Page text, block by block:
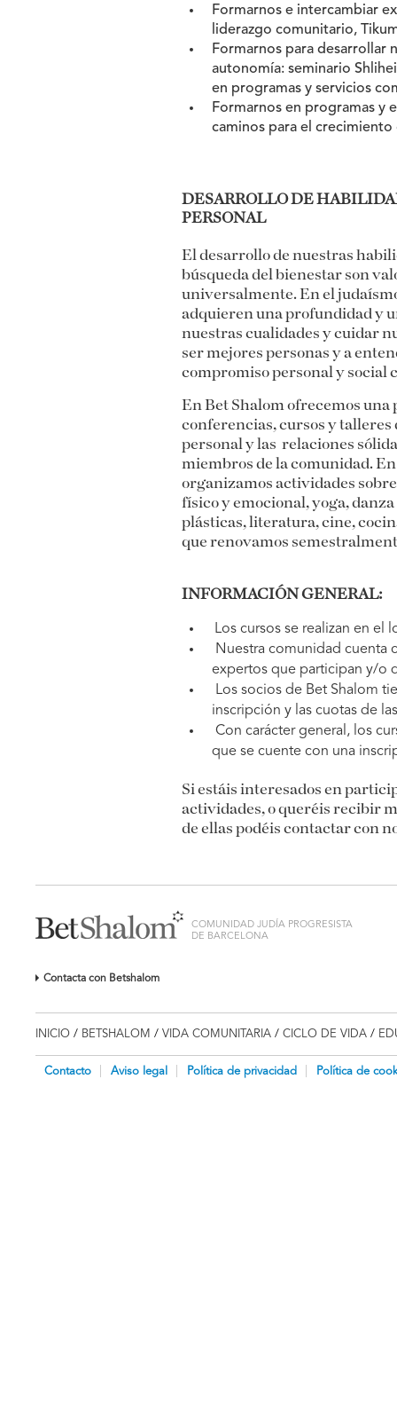
Formarnos e intercambiar
liderazgo comunitario,
Formarnos para desarrollar
autonomía: seminario
en programas y servicios
Formarnos en programas y
caminos para el
DESARROLLO DE
PERSONAL
El desarrollo de nuestras
búsqueda del bienestar son
universalmente. En el
adquieren una profundidad y
nuestras cualidades y cuidar
ser mejores personas y a
compromiso personal y social
En Bet Shalom ofrecemos una
conferencias, cursos y
personal y las relaciones
miembros de la comunidad.
organizamos actividades
físico y emocional, yoga,
plásticas, literatura, cine,
que renovamos
INFORMACIÓN GENERAL:
Los cursos se realizan en el
Nuestra comunidad cuenta
expertos que participan y/o
Los socios de Bet Shalom
inscripción y las cuotas de
Con carácter general, los
que se cuente con una
Si estáis interesados en
actividades, o queréis recibir
de ellas podéis contactar con
COMUNIDAD JUDÍA PROGRESISTA
DE BARCELONA
Contacta con Betshalom
INICIO / BETSHALOM / VIDA COMUNITARIA / CICLO DE VIDA /
Contacto Aviso legal Política de privacidad Política de